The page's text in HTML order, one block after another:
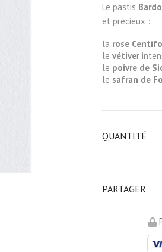
Le pastis
et précieux :
la rose
le vétiver
le poivre de
le safran de
QUANTITÉ
PARTAGER